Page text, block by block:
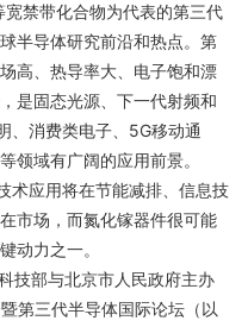
禁带化合物为代表的第三代
半导体研究前沿和热点。第
高、热导率大、电子饱和漂
是固态光源、下一代射频和
、消费类电子、5G移动通
领域有广阔的应用前景。
应用将在节能减排、信息技
市场，而氮化镓器件很可能
动力之一。
部与北京市人民政府主办
第三代半导体国际论坛（以